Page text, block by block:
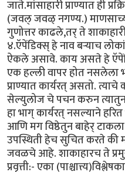
जाते.मांसाहारी प्राण्यात ही
(जवल् जवळ् नगण्य.)
गुणोत्तर काढले,तर् ते
४.ऍपेंडिक्स् हे नाव बर्‍याच
ऐकले असावे. काय असते हे
एक हल्ली वापर होत नसलेला
प्राण्यात कार्यरत् असतो.
सेल्युलोज चे पचन करुन
हा भाग् कार्यरत् नसल्याने
आणि मग विष्ठेतुन बाहेर्
उपस्थिती हेच सुचित करते की
जवळचे आहे. शाकाहारच ते
प्रवृत्ती:- एका